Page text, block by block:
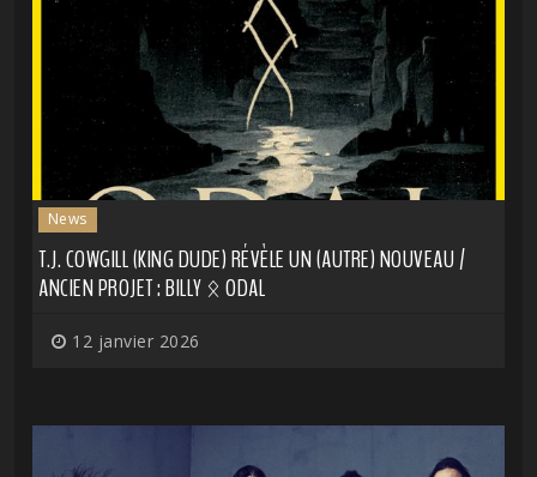
News
T.J. COWGILL (KING DUDE) RÉVÈLE UN (AUTRE) NOUVEAU /
ANCIEN PROJET : BILLY ᛟ ODAL
12 janvier 2026